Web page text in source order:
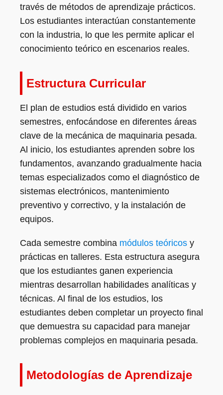
través de métodos de aprendizaje prácticos.
Los estudiantes interactúan constantemente
con la industria, lo que les permite aplicar el
conocimiento teórico en escenarios reales.
Estructura Curricular
El plan de estudios está dividido en varios
semestres, enfocándose en diferentes áreas
clave de la mecánica de maquinaria pesada.
Al inicio, los estudiantes aprenden sobre los
fundamentos, avanzando gradualmente hacia
temas especializados como el diagnóstico de
sistemas electrónicos, mantenimiento
preventivo y correctivo, y la instalación de
equipos.
Cada semestre combina módulos teóricos y
prácticas en talleres. Esta estructura asegura
que los estudiantes ganen experiencia
mientras desarrollan habilidades analíticas y
técnicas. Al final de los estudios, los
estudiantes deben completar un proyecto final
que demuestra su capacidad para manejar
problemas complejos en maquinaria pesada.
Metodologías de Aprendizaje